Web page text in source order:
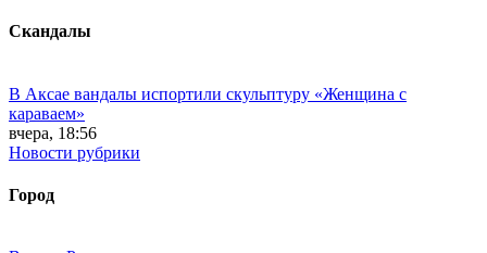
Скандалы
В Аксае вандалы испортили скульптуру «Женщина с
караваем»
вчера, 18:56
Новости рубрики
Город